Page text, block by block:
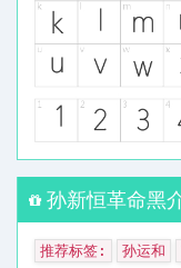
孙新恒革命黑
推荐标签: 孙运和